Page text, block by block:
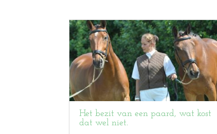
Het bezit van een paard, wat kost
dat wel niet.